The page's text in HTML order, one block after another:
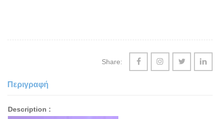
Share:
Περιγραφή
Description :